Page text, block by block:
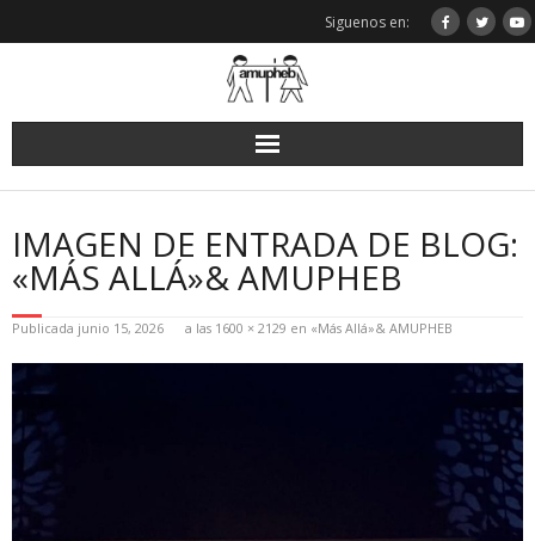
Siguenos en:
IMAGEN DE ENTRADA DE BLOG:
«MÁS ALLÁ»& AMUPHEB
Publicada junio 15, 2026 a las 1600 × 2129 en «Más Allá»& AMUPHEB